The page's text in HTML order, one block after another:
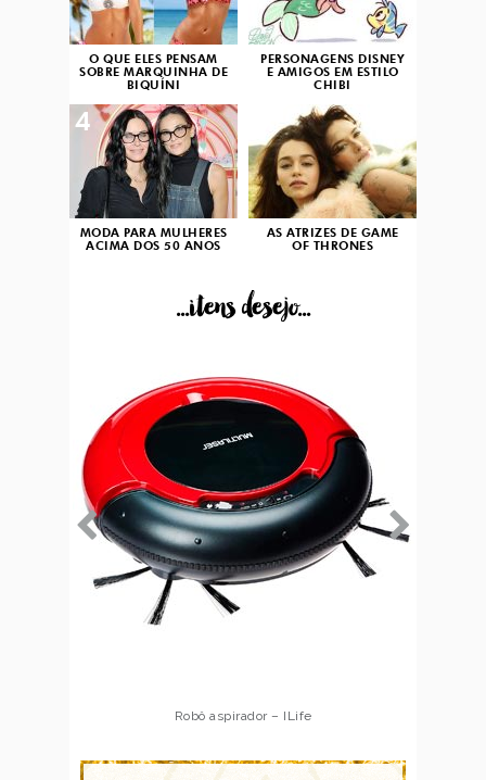
O QUE ELES PENSAM
SOBRE MARQUINHA DE
BIQUÍNI
PERSONAGENS DISNEY
E AMIGOS EM ESTILO
CHIBI
MODA PARA MULHERES
ACIMA DOS 50 ANOS
4
AS ATRIZES DE GAME
OF THRONES
...itens desejo...
Robô aspirador – Multilaser